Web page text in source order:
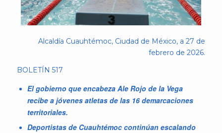
Alcaldía Cuauhtémoc, Ciudad de México, a 27 de
febrero de 2026.
BOLETÍN 517
El gobierno que encabeza Ale Rojo de la Vega
recibe a jóvenes atletas de las 16 demarcaciones
territoriales.
Deportistas de Cuauhtémoc continúan escalando